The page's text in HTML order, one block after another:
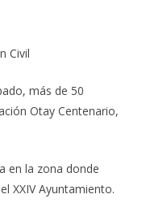
Civil
más de 50
Otay Centenario,
en la zona donde
XXIV Ayuntamiento.